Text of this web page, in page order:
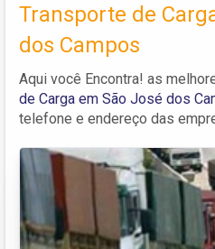
Transporte de
dos Campos
Aqui você Encontra! as
de Carga em São José dos
telefone e endereço das